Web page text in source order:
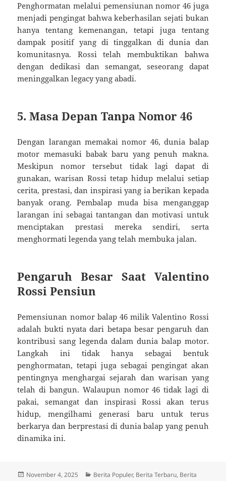
Penghormatan melalui pemensiunan nomor 46 juga
menjadi pengingat bahwa keberhasilan sejati bukan
hanya tentang kemenangan, tetapi juga tentang
dampak positif yang di tinggalkan di dunia dan
komunitasnya. Rossi telah membuktikan bahwa
dengan dedikasi dan semangat, seseorang dapat
meninggalkan legacy yang abadi.
5. Masa Depan Tanpa Nomor 46
Dengan larangan memakai nomor 46, dunia balap
motor memasuki babak baru yang penuh makna.
Meskipun nomor tersebut tidak lagi dapat di
gunakan, warisan Rossi tetap hidup melalui setiap
cerita, prestasi, dan inspirasi yang ia berikan kepada
banyak orang. Pembalap muda bisa menganggap
larangan ini sebagai tantangan dan motivasi untuk
menciptakan prestasi mereka sendiri, serta
menghormati legenda yang telah membuka jalan.
Pengaruh Besar Saat Valentino
Rossi Pensiun
Pemensiunan nomor balap 46 milik Valentino Rossi
adalah bukti nyata dari betapa besar pengaruh dan
kontribusi sang legenda dalam dunia balap motor.
Langkah ini tidak hanya sebagai bentuk
penghormatan, tetapi juga sebagai pengingat akan
pentingnya menghargai sejarah dan warisan yang
telah di bangun. Walaupun nomor 46 tidak lagi di
pakai, semangat dan inspirasi Rossi akan terus
hidup, mengilhami generasi baru untuk terus
berkarya dan berprestasi di dunia balap yang penuh
dinamika ini.
Diposkan
November 4, 2025 Kategori
Berita Populer, Berita Terbaru, Berita